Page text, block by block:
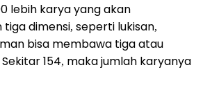
lebih karya yang akan
dimensi, seperti lukisan,
bisa membawa tiga atau
154, maka jumlah karyanya